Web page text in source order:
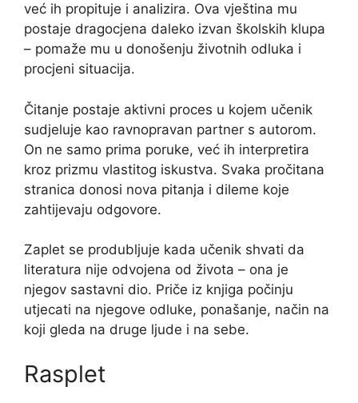
već ih propituje i analizira. Ova vještina mu
postaje dragocjena daleko izvan školskih klupa
– pomaže mu u donošenju životnih odluka i
procjeni situacija.
Čitanje postaje aktivni proces u kojem učenik
sudjeluje kao ravnopravan partner s autorom.
On ne samo prima poruke, već ih interpretira
kroz prizmu vlastitog iskustva. Svaka pročitana
stranica donosi nova pitanja i dileme koje
zahtijevaju odgovore.
Zaplet se produbljuje kada učenik shvati da
literatura nije odvojena od života – ona je
njegov sastavni dio. Priče iz knjiga počinju
utjecati na njegove odluke, ponašanje, način na
koji gleda na druge ljude i na sebe.
Rasplet